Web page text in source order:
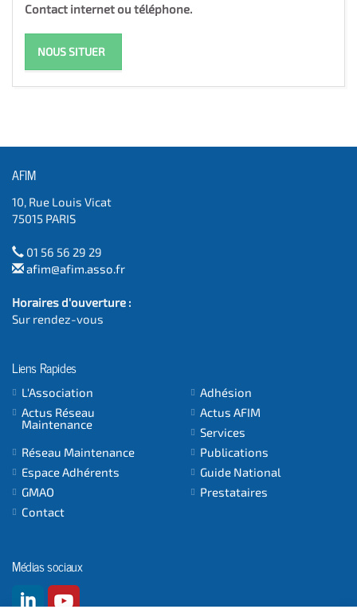
Contact internet ou téléphone.
NOUS SITUER
AFIM
10, Rue Louis Vicat
75015 PARIS
01 56 56 29 29
afim@afim.asso.fr
Horaires d'ouverture :
Sur rendez-vous
Liens Rapides
L'Association
Adhésion
Actus Réseau
Maintenance
Actus AFIM
Services
Réseau Maintenance
Publications
Espace Adhérents
Guide National
GMAO
Prestataires
Contact
Médias sociaux